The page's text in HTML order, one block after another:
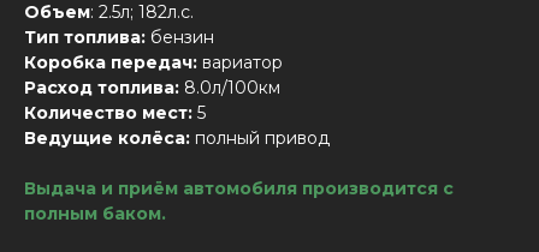
Объем: 2.5л; 182л.с.
Тип топлива: бензин
Коробка передач: вариатор
Расход топлива: 8.0л/100км
Количество мест: 5
Ведущие колёса: полный привод
Выдача и приём автомобиля производится с
полным баком.